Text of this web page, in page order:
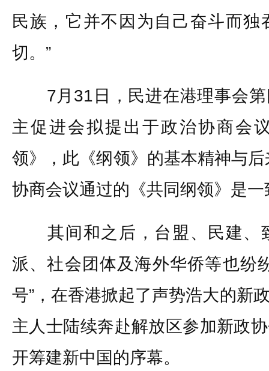
民族，它并不因为自己奋斗而
切。”
7月31日，民进在港理事会第
主促进会拟提出于政治协商会
领》，此《纲领》的基本精神与
协商会议通过的《共同纲领》是一
其间和之后，台盟、民建、
派、社会团体及海外华侨等也纷
号”，在香港掀起了声势浩大的新
主人士陆续奔赴解放区参加新政
开筹建新中国的序幕。